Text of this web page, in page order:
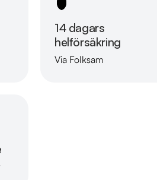
14 dagars
helförsäkring
Via Folksam